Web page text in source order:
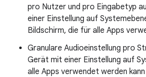
pro Nutzer und pro Eingabetyp
einer Einstellung auf
Bildschirm, die für alle Apps
Granulare Audioeinstellung pro
Gerät mit einer Einstellung auf
alle Apps verwendet werden kann